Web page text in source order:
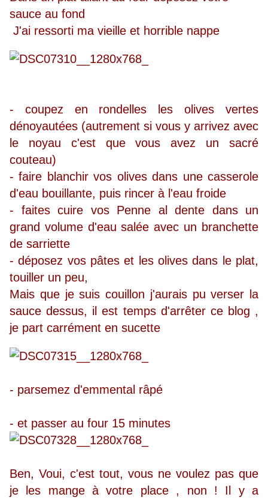
sauce au fond
J'ai ressorti ma vieille et horrible nappe
- coupez en rondelles les olives vertes
dénoyautées (autrement si vous y arrivez avec
le noyau c'est que vous avez un sacré
couteau)
- faire blanchir vos olives dans une casserole
d'eau bouillante, puis rincer à l'eau froide
- faites cuire vos Penne al dente dans un
grand volume d'eau salée avec un branchette
de sarriette
- déposez vos pâtes et les olives dans le plat,
touiller un peu,
Mais que je suis couillon j'aurais pu verser la
sauce dessus, il est temps d'arrêter ce blog ,
je part carrément en sucette
- parsemez d'emmental râpé
- et passer au four 15 minutes
Ben, Voui, c'est tout, vous ne voulez pas que
je les mange à votre place , non ! Il y a